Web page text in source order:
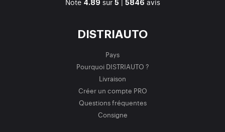
Note 4.89 sur 5 | 5846 avis
DISTRIAUTO
Pays
Pourquoi DISTRIAUTO ?
Livraison
Créer un compte PRO
Questions fréquentes
Consigne